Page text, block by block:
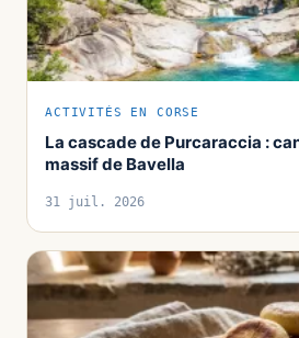
ACTIVITÉS EN CORSE
La cascade de Purcaraccia :
massif de Bavella
31 juil. 2026